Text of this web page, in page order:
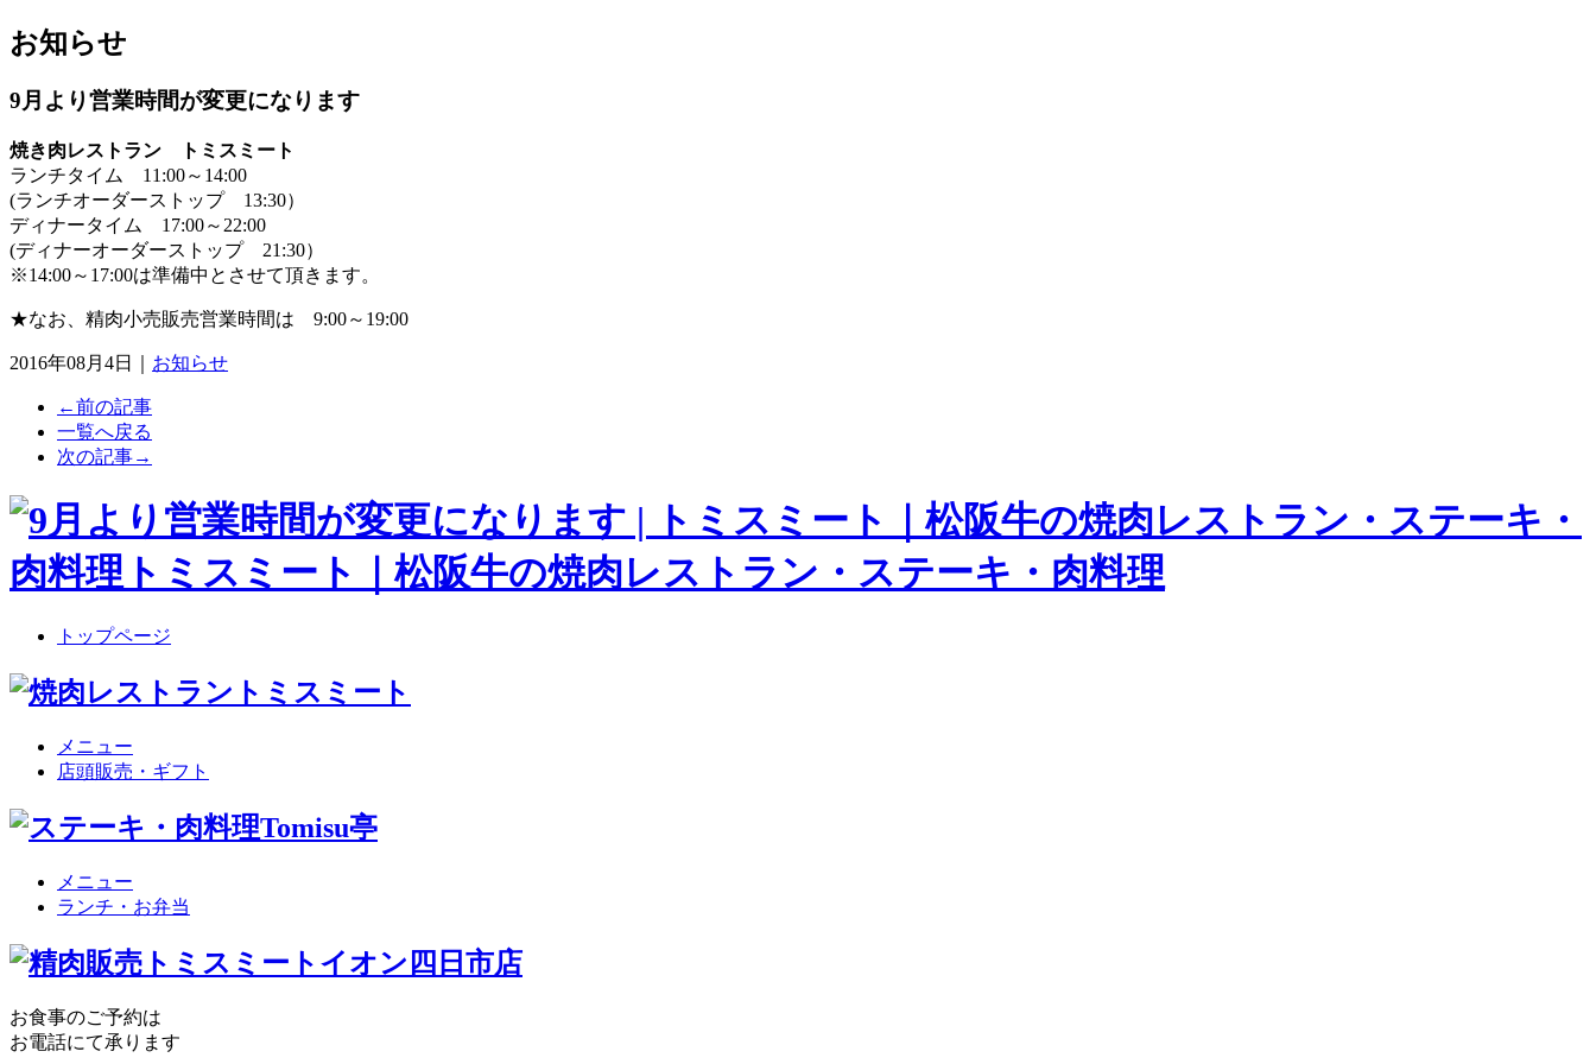
お知らせ
9月より営業時間が変更になります
焼き肉レストラン トミスミート
ランチタイム 11:00～14:00
(ランチオーダーストップ 13:30）
ディナータイム 17:00～22:00
(ディナーオーダーストップ 21:30）
※14:00～17:00は準備中とさせて頂きます。
★なお、精肉小売販売営業時間は 9:00～19:00
2016年08月4日 お知らせ
←前の記事
一覧へ戻る
次の記事→
トップページ
メニュー
店頭販売・ギフト
メニュー
ランチ・お弁当
お食事のご予約は
お電話にて承ります